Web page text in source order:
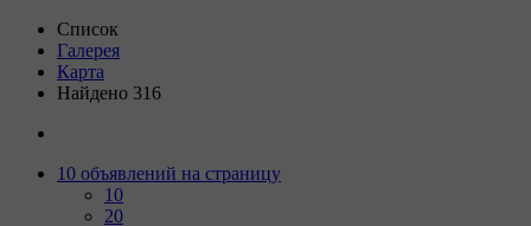
Список
Галерея
Карта
Найдено 316
10 объявлений на страницу
10
20